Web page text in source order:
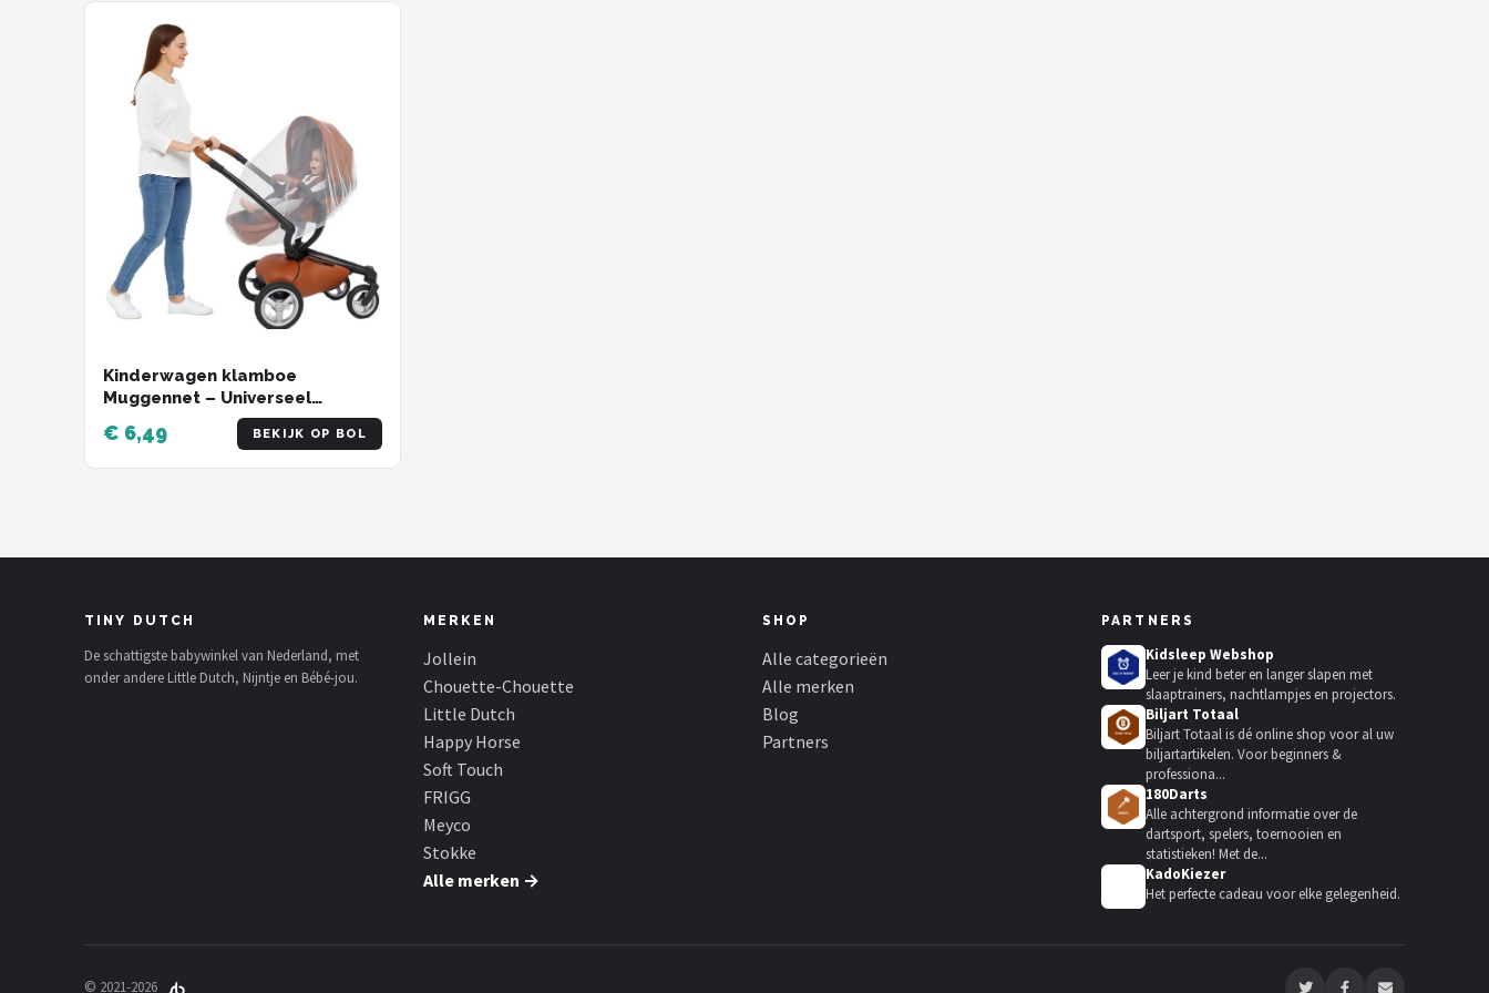
Kinderwagen klamboe
Muggennet – Universeel
Muggennet Voor Buggy,
Kinderwagen En Reiswieg
€ 6,49 BEKIJK OP BOL
TINY DUTCH
De schattigste babywinkel van Nederland, met
onder andere Little Dutch, Nijntje en Bébé-jou.
MERKEN
Jollein
Chouette-Chouette
Little Dutch
Happy Horse
Soft Touch
FRIGG
Meyco
Stokke
Alle merken →
SHOP
Alle categorieën
Alle merken
Blog
Partners
PARTNERS
Kidsleep Webshop
Leer je kind beter en langer slapen met
slaaptrainers, nachtlampjes en projectors.
Biljart Totaal
Biljart Totaal is dé online shop voor al uw
biljartartikelen. Voor beginners &
professiona...
180Darts
Alle achtergrond informatie over de
dartsport, spelers, toernooien en
statistieken! Met de...
KadoKiezer
Het perfecte cadeau voor elke gelegenheid.
© 2021-2026